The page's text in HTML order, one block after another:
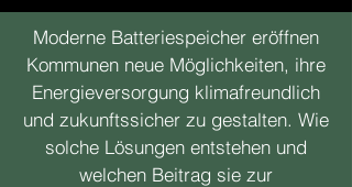
Moderne Batteriespeicher eröffnen
Kommunen neue Möglichkeiten, ihre
Energieversorgung klimafreundlich
und zukunftssicher zu gestalten. Wie
solche Lösungen entstehen und
welchen Beitrag sie zur